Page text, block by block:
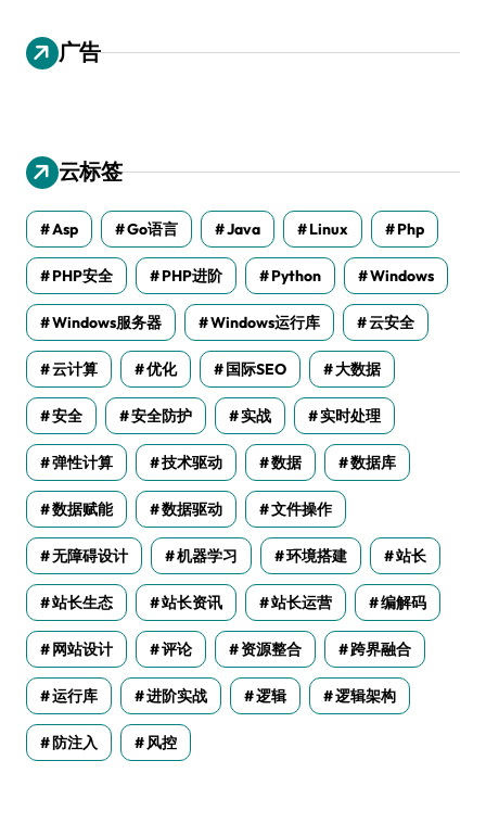
广告
云标签
Asp Go语言 Java Linux Php
PHP安全 PHP进阶 Python Windows
Windows服务器 Windows运行库 云安全
云计算 优化 国际SEO 大数据
安全 安全防护 实战 实时处理
弹性计算 技术驱动 数据 数据库
数据赋能 数据驱动 文件操作
无障碍设计 机器学习 环境搭建 站长
站长生态 站长资讯 站长运营 编解码
网站设计 评论 资源整合 跨界融合
运行库 进阶实战 逻辑 逻辑架构
防注入 风控